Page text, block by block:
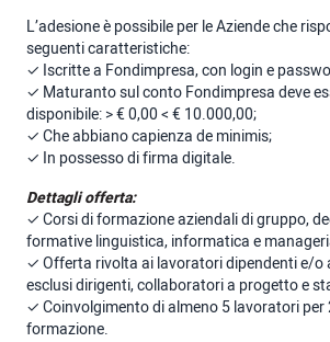
L’adesione è possibile per le Aziende che
seguenti caratteristiche:
✓ Iscritte a Fondimpresa, con login e
✓ Maturanto sul conto Fondimpresa deve
disponibile: > € 0,00 < € 10.000,00;
✓ Che abbiano capienza de minimis;
✓ In possesso di firma digitale.
Dettagli offerta:
✓ Corsi di formazione aziendali di gruppo,
formative linguistica, informatica e
✓ Offerta rivolta ai lavoratori dipendenti e/o
esclusi dirigenti, collaboratori a progetto e
✓ Coinvolgimento di almeno 5 lavoratori per
formazione.